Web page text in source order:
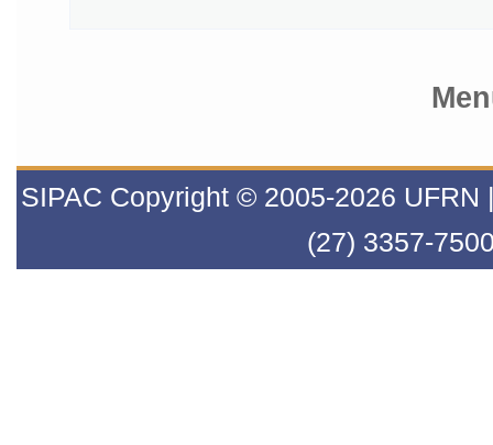
SIPAC Copyright © 2005-2026
(27) 3357-